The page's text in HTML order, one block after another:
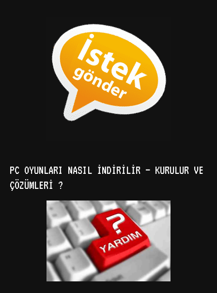
PC OYUNLARI NASIL İNDIRILIR – KURULUR VE
ÇÖZÜMLERI ?